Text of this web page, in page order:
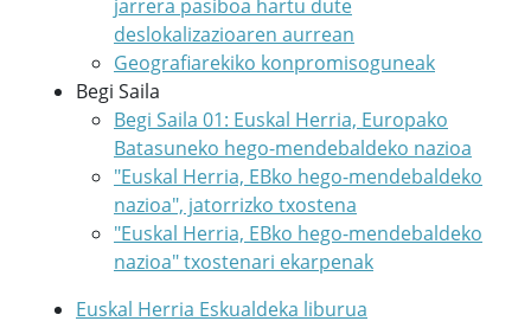
jarrera pasiboa hartu dute
deslokalizazioaren aurrean
Geografiarekiko konpromisoguneak
Begi Saila
Begi Saila 01: Euskal Herria, Europako
Batasuneko hego-mendebaldeko nazioa
"Euskal Herria, EBko hego-mendebaldeko
nazioa", jatorrizko txostena
"Euskal Herria, EBko hego-mendebaldeko
nazioa" txostenari ekarpenak
Euskal Herria Eskualdeka liburua